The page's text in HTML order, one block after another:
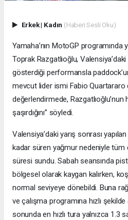
Erkek| Kadın (Haberi Sesli Oku)
Yamaha’nın MotoGP
Toprak Razgatlıoğlu,
gösterdiği performansla
mevcut lider ismi Fabio Quartararo
değerlendirmede, Razgatlıoğlu’nun
şaşırdığını” söyledi.
Valensiya’daki yarış sonrası
kadar süren yağmur nedeniyle tüm
süresi sundu. Sabah seansında
bölgesel olarak kaygan kalırken,
normal seviyeye dönebildi. Buna
ve çalışma programına hızlı
sonunda en hızlı tura yalnızca 1.3